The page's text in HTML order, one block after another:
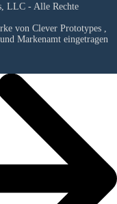
LLC - Alle Rechte
von Clever Prototypes ,
Markenamt eingetragen